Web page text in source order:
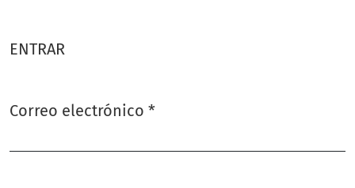
ENTRAR
Correo electrónico *